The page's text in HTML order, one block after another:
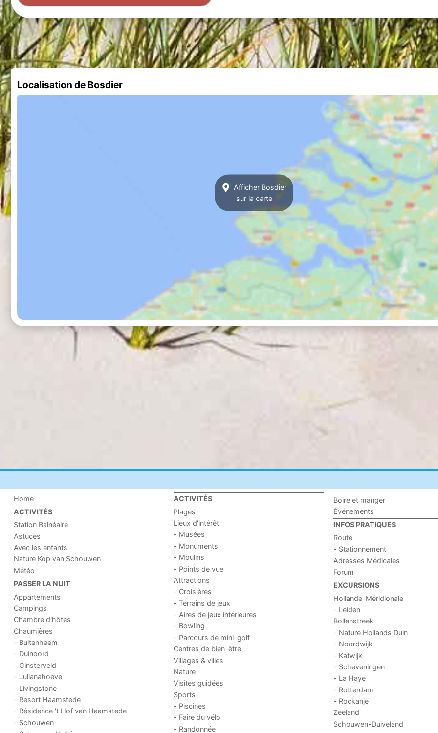
Localisation de Bosdier
Afficher Bosdier
sur la carte
Home
ACTIVITÉS
Station Balnéaire
Astuces
Avec les enfants
Nature Kop van Schouwen
Météo
PASSER LA NUIT
Appartements
Campings
Chambre d'hôtes
Chaumières
- Buitenheem
- Duinoord
- Ginsterveld
- Julianahoeve
- Livingstone
- Resort Haamstede
- Résidence 't Hof van Haamstede
- Schouwen
ACTIVITÉS
Plages
Lieux d'intérêt
- Musées
- Monuments
- Moulins
- Points de vue
Attractions
- Croisières
- Terrains de jeux
- Aires de jeux intérieures
- Bowling
- Parcours de mini-golf
Centres de bien-être
Villages & villes
Nature
Visites guidées
Sports
- Piscines
- Faire du vélo
- Randonnée
Boire et manger
Événements
INFOS PRATIQUES
Route
- Stationnement
Adresses Médicales
Forum
EXCURSIONS
Hollande-Méridionale
- Leiden
Bollenstreek
- Nature Hollands Duin
- Noordwijk
- Katwijk
- Scheveningen
- La Haye
- Rotterdam
- Rockanje
Zeeland
Schouwen-Duiveland